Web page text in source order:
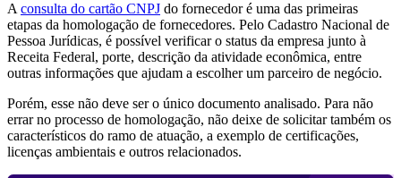
A consulta do cartão CNPJ do fornecedor é uma das primeiras
etapas da homologação de fornecedores. Pelo Cadastro Nacional de
Pessoa Jurídicas, é possível verificar o status da empresa junto à
Receita Federal, porte, descrição da atividade econômica, entre
outras informações que ajudam a escolher um parceiro de negócio.
Porém, esse não deve ser o único documento analisado. Para não
errar no processo de homologação, não deixe de solicitar também os
característicos do ramo de atuação, a exemplo de certificações,
licenças ambientais e outros relacionados.